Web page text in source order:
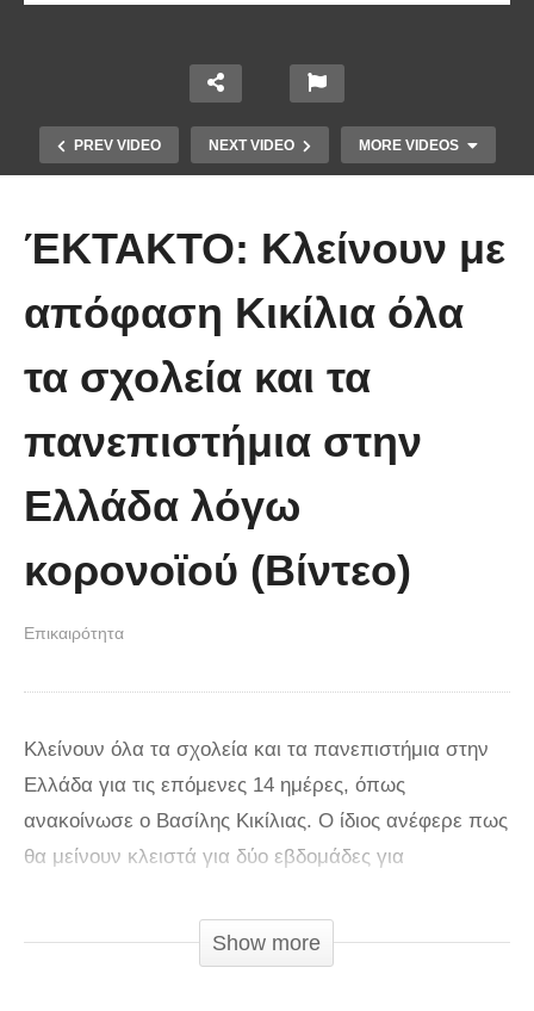
PREV VIDEO NEXT VIDEO MORE VIDEOS
πρώτη στιγμή και συγκίνησε το
νοηματική με ένα μικρό κορίτσι
ΈΚΤΑΚΤΟ: Κλείνουν με
απόφαση Κικίλια όλα
τα σχολεία και τα
πανεπιστήμια στην
Ελλάδα λόγω
κορονοϊού (Βίντεο)
Επικαιρότητα
Κλείνουν όλα τα σχολεία και τα πανεπιστήμια στην
Ελλάδα για τις επόμενες 14 ημέρες, όπως
ανακοίνωσε ο Βασίλης Κικίλιας. Ο ίδιος ανέφερε πως
θα μείνουν κλειστά για δύο εβδομάδες για
εξάπλωση του κοροναϊού. Σημειώνεται πως η
απόφαση του Υπουργού Υγείας αφορά τόσο τα
Show more